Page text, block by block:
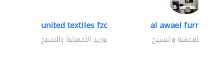
united textiles fzc
توريد الأقمشة والنسيج
al awael
الأقمشة والنسيج